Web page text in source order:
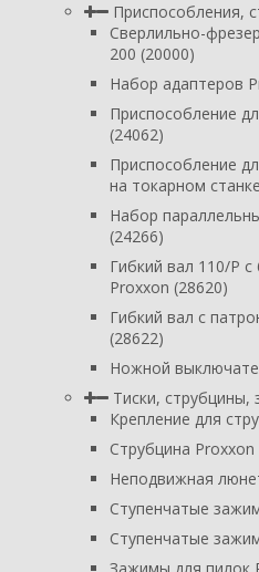
Приспособления,
Сверлильно-
200 (20000)
Набор адаптеров
Приспособление
(24062)
Приспособление
на токарном
Набор
(24266)
Гибкий вал 110/P
Proxxon (28620)
Гибкий вал с
(28622)
Ножной
Тиски, струбцины,
Крепление для
Струбцина
Неподвижная
Ступенчатые
Ступенчатые